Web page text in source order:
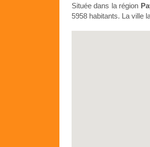
Située dans la région
5958 habitants. La ville